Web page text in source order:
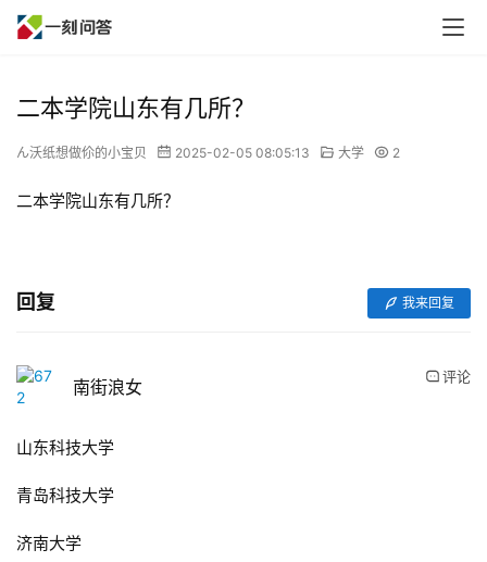
二本学院山东有几所？
ん沃纸想做伱的小宝贝 2025-02-05 08:05:13 大学 2
二本学院山东有几所？
回复 我来回复
南街浪女 评论
山东科技大学
青岛科技大学
济南大学